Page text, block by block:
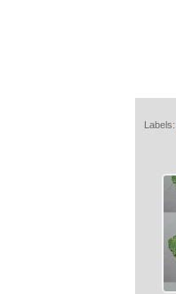
Labels: